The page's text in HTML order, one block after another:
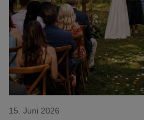
15. Juni 2026